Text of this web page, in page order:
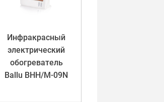
Инфракрасный
электрический
обогреватель
Ballu BHH/M-09N